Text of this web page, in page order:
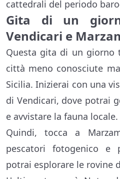
cattedrali del periodo
Gita di un
Vendicari e
Questa gita di un giorno
città meno conosciute
Sicilia. Inizierai con una
di Vendicari, dove potrai
e avvistare la fauna locale.
Quindi, tocca a
pescatori fotogenico e
potrai esplorare le rovine